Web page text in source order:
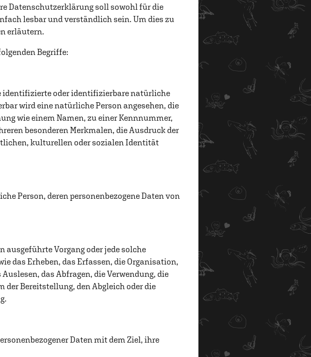
Datenschutzerklärung soll sowohl für die
lesbar und verständlich sein. Um dies zu
erläutern.
Begriffe:
identifizierte oder identifizierbare natürliche
wird eine natürliche Person angesehen, die
wie einem Namen, zu einer Kennnummer,
besonderen Merkmalen, die Ausdruck der
kulturellen oder sozialen Identität
Person, deren personenbezogene Daten von
Vorgang oder jede solche
das Erheben, das Erfassen, die Organisation,
das Abfragen, die Verwendung, die
der Bereitstellung, den Abgleich oder die
Daten mit dem Ziel, ihre